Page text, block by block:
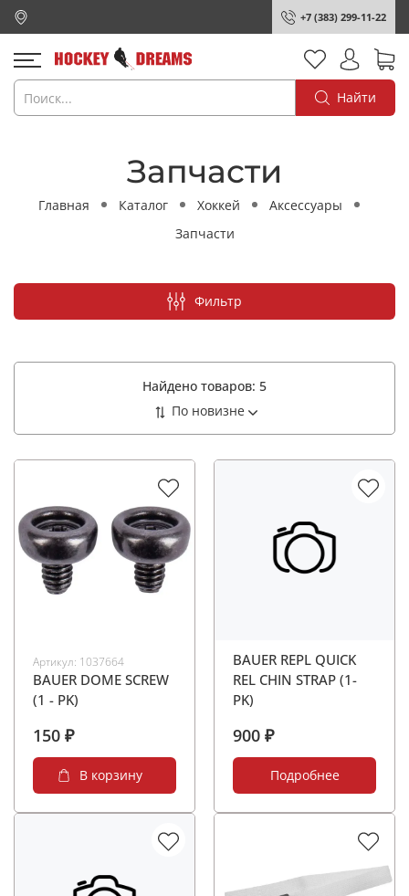
+7 (383) 299-11-22
Найти
Запчасти
Главная Каталог Хоккей
Аксессуары
Запчасти
Найдено товаров: 5
Артикул: 1037664
BAUER DOME SCREW
(1 - PK)
150 ₽
В корзину
BAUER REPL QUICK
REL CHIN STRAP (1-
PK)
900 ₽
Подробнее
Фильтр